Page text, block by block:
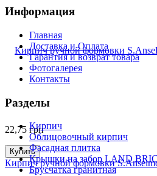
22,75 грн
Купить
Кирпич ручной формовки
Информация
Главная
Доставка и Оплата
Гарантия и возврат товара
Фотогалерея
Контакты
Разделы
Кирпич
Облицовочный кирпич
Фасадная плитка
Крышки на забор LAND
Брусчатка гранитная